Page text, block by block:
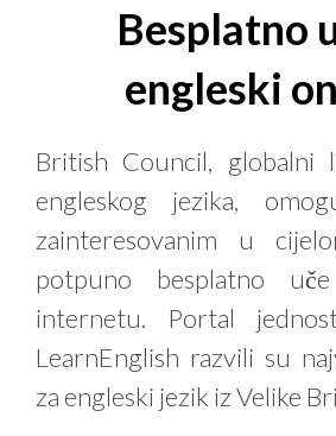
Besplatno
engleski
British Council, globalni
engleskog jezika,
zainteresovanim u
potpuno besplatno
internetu. Portal
LearnEnglish razvili su
za engleski jezik iz Velike